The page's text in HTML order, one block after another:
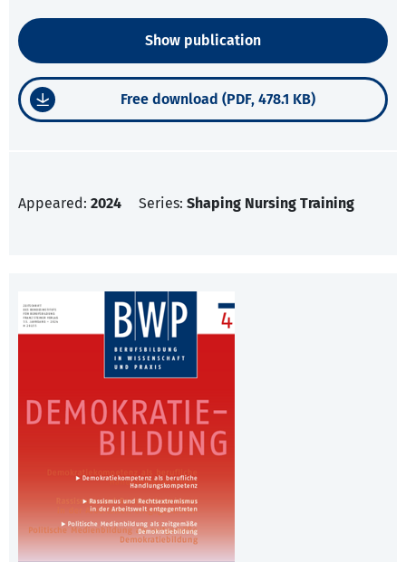
Show publication
Free download (PDF, 478.1 KB)
Appeared: 2024 Series: Shaping Nursing Training